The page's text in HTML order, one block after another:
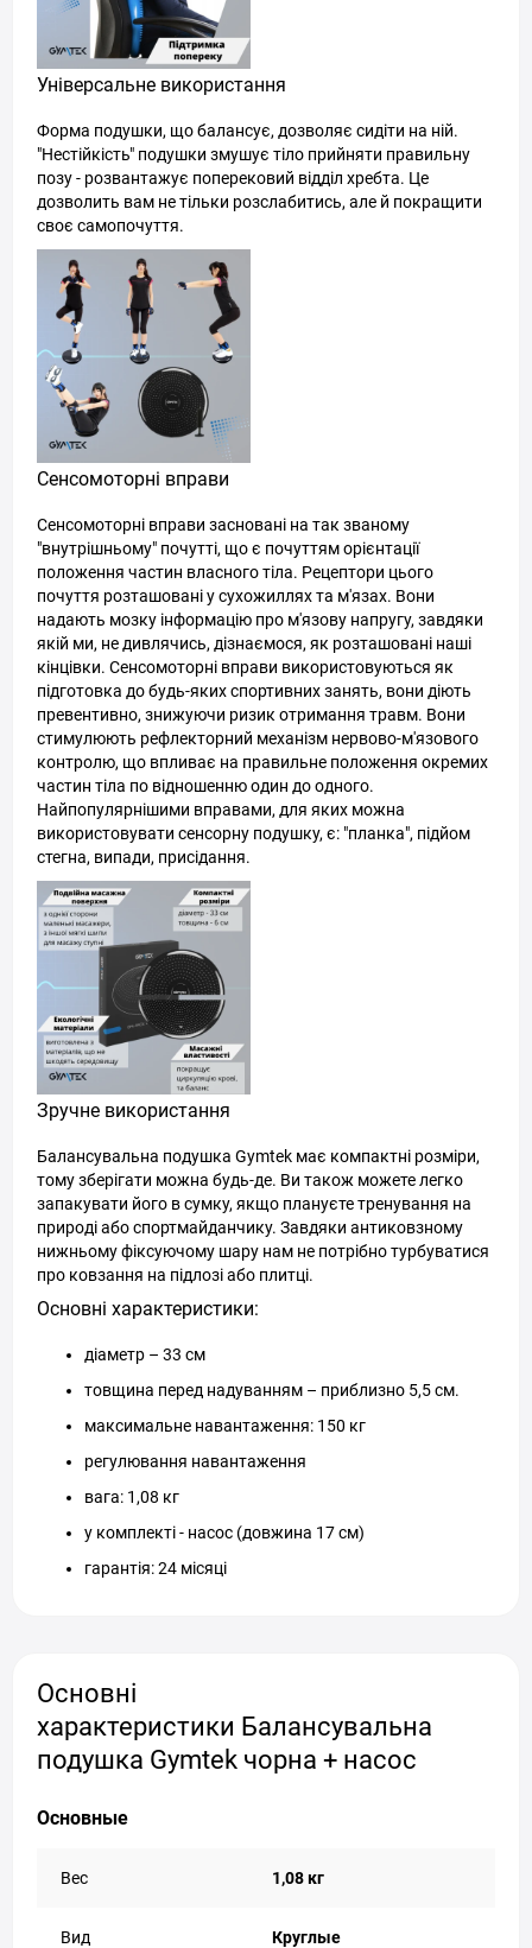
Універсальне використання
Форма подушки, що балансує, дозволяє сидіти на ній.
"Нестійкість" подушки змушує тіло прийняти правильну
позу - розвантажує поперековий відділ хребта. Це
дозволить вам не тільки розслабитись, але й покращити
своє самопочуття.
Сенсомоторні вправи
Сенсомоторні вправи засновані на так званому
"внутрішньому" почутті, що є почуттям орієнтації
положення частин власного тіла. Рецептори цього
почуття розташовані у сухожиллях та м'язах. Вони
надають мозку інформацію про м'язову напругу, завдяки
якій ми, не дивлячись, дізнаємося, як розташовані наші
кінцівки. Сенсомоторні вправи використовуються як
підготовка до будь-яких спортивних занять, вони діють
превентивно, знижуючи ризик отримання травм. Вони
стимулюють рефлекторний механізм нервово-м'язового
контролю, що впливає на правильне положення окремих
частин тіла по відношенню один до одного.
Найпопулярнішими вправами, для яких можна
використовувати сенсорну подушку, є: "планка", підйом
стегна, випади, присідання.
Зручне використання
Балансувальна подушка Gymtek має компактні розміри,
тому зберігати можна будь-де. Ви також можете легко
запакувати його в сумку, якщо плануєте тренування на
природі або спортмайданчику. Завдяки антиковзному
нижньому фіксуючому шару нам не потрібно турбуватися
про ковзання на підлозі або плитці.
Основні характеристики:
діаметр – 33 см
товщина перед надуванням – приблизно 5,5 см.
максимальне навантаження: 150 кг
регулювання навантаження
вага: 1,08 кг
у комплекті - насос (довжина 17 см)
гарантія: 24 місяці
Основні
характеристики Балансувальна
подушка Gymtek чорна + насос
Основные
Вес 1,08 кг
Вид Круглые